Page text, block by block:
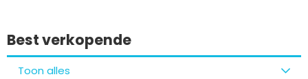
Best verkopende
Toon alles